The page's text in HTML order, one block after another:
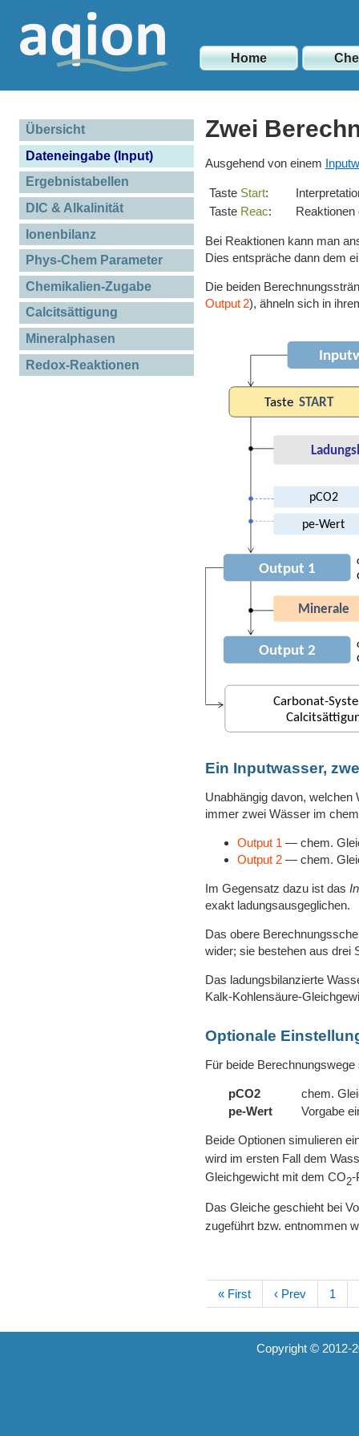
Home
Übersicht
Dateneingabe (Input)
Ergebnistabellen
DIC & Alkalinität
Ionenbilanz
Phys-Chem Parameter
Chemikalien-Zugabe
Calcitsättigung
Mineralphasen
Redox-Reaktionen
Zwei
Ausgehend von einem
Taste Start:
Taste Reac:
Bei Reaktionen kann man
Dies entspräche dann dem
Die beiden
Output 2), ähneln sich in
Ein Inputwasser,
Unabhängig davon, welchen
immer zwei Wässer im
Output 1 — chem.
Output 2— chem.
Im Gegensatz dazu ist das
exakt ladungsausgeglichen.
Das obere
wider; sie bestehen aus drei
Das ladungsbilanzierte
Kalk-Kohlensäure-
Optionale
Für beide
pCO2
chem.
pe-Wert
Vorgabe
Beide Optionen simulieren
wird im ersten Fall dem
Gleichgewicht mit dem CO2-
Das Gleiche geschieht bei
zugeführt bzw. entnommen
« First ‹ Prev 1
Copyright ©